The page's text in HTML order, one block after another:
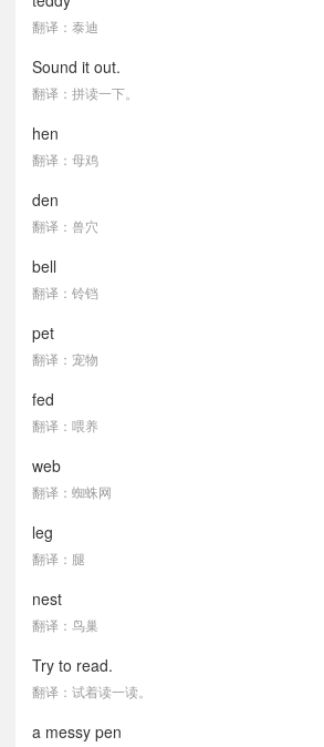
翻译：泰迪
Sound it out.
翻译：拼读一下。
hen
翻译：母鸡
den
翻译：兽穴
bell
翻译：铃铛
pet
翻译：宠物
fed
翻译：喂养
web
翻译：蜘蛛网
leg
翻译：腿
nest
翻译：鸟巢
Try to read.
翻译：试着读一读。
a messy pen